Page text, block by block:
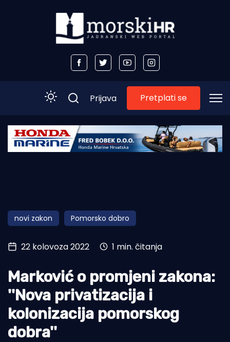
Početna
Obala
Otoci
Turizam i nautika
Pomorstvo
Ribolov
Ekologija
Tradicija i kultura
Prijava Pretplati se
novi zakon Pomorsko dobro
22 kolovoza 2022 1 min. čitanja
Marković o promjeni zakona:
''Nova privatizacija i
kolonizacija pomorskog
dobra''